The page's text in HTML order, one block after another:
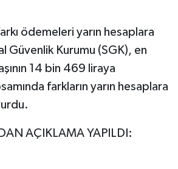
ödemeleri yarın hesaplara
Güvenlik Kurumu (SGK), en
14 bin 469 liraya
farkların yarın hesaplara
AÇIKLAMA YAPILDI: